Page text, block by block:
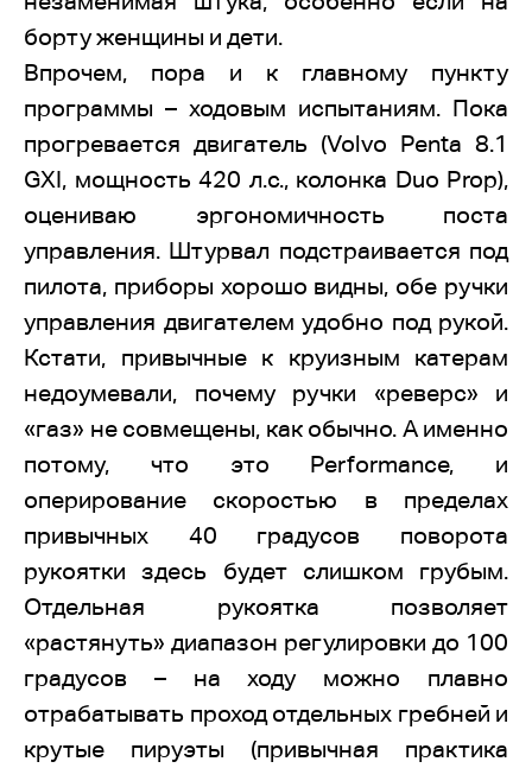
борту женщины и дети.
Впрочем, пора и к главному пункту
программы – ходовым испытаниям. Пока
прогревается двигатель (Volvo Penta 8.1
GXI, мощность 420 л.с., колонка Duo Prop),
оцениваю эргономичность поста
управления. Штурвал подстраивается под
пилота, приборы хорошо видны, обе ручки
управления двигателем удобно под рукой.
Кстати, привычные к круизным катерам
недоумевали, почему ручки «реверс» и
«газ» не совмещены, как обычно. А именно
потому, что это Performance, и
оперирование скоростью в пределах
привычных 40 градусов поворота
рукоятки здесь будет слишком грубым.
Отдельная рукоятка позволяет
«растянуть» диапазон регулировки до 100
градусов – на ходу можно плавно
отрабатывать проход отдельных гребней и
крутые пируэты (привычная практика